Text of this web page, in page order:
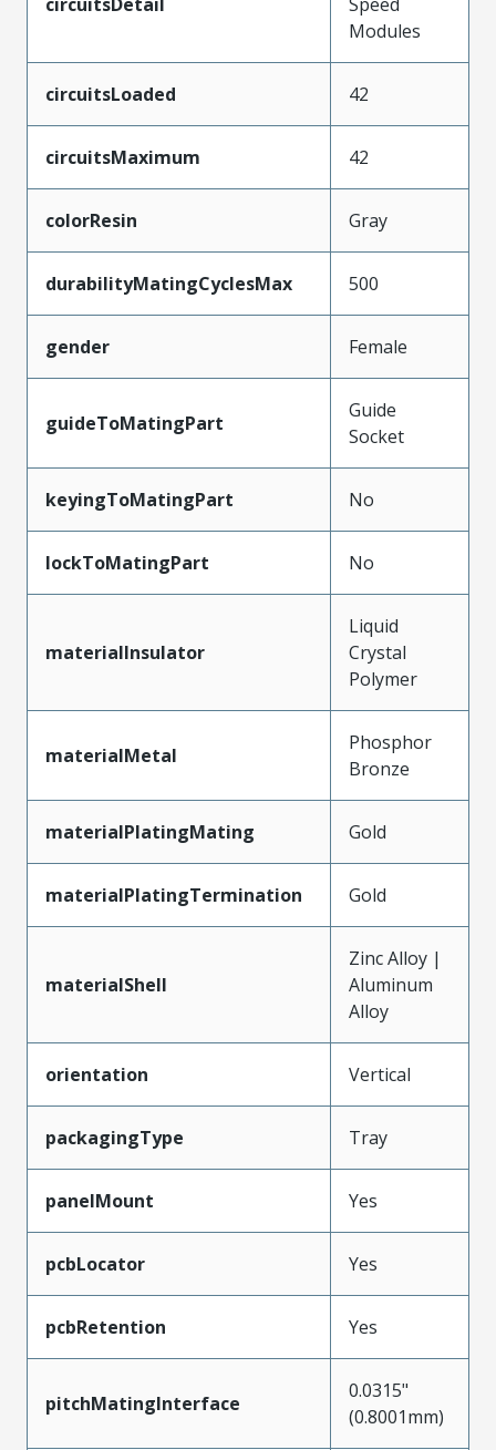
Modules
circuitsLoaded 42
circuitsMaximum 42
colorResin Gray
durabilityMatingCyclesMax 500
gender Female
guideToMatingPart
Guide
Socket
keyingToMatingPart No
lockToMatingPart No
materialInsulator
Liquid
Crystal
Polymer
materialMetal
Phosphor
Bronze
materialPlatingMating Gold
materialPlatingTermination Gold
materialShell
Zinc Alloy |
Aluminum
Alloy
orientation Vertical
packagingType Tray
panelMount Yes
pcbLocator Yes
pcbRetention Yes
pitchMatingInterface
0.0315"
(0.8001mm)